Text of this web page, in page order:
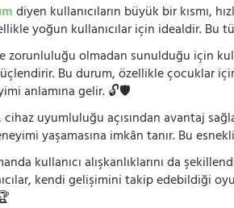
diyen kullanıcıların büyük bir kısmı,
yoğun kullanıcılar için idealdir.
zorunluluğu olmadan sunulduğu için
Bu durum, özellikle çocuklar
anlamına gelir. 🔓🛡️
cihaz uyumluluğu açısından avantaj
yaşamasına imkân tanır. Bu
kullanıcı alışkanlıklarını da
kendi gelişimini takip edebildiği